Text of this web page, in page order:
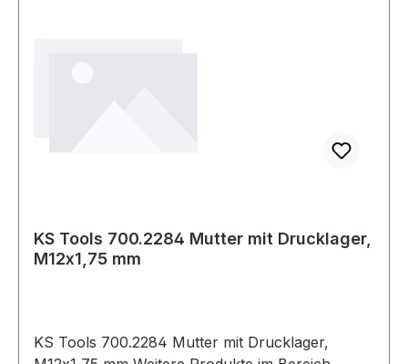
KS Tools 700.2284 Mutter mit Drucklager,
M12x1,75 mm
KS Tools 700.2284 Mutter mit Drucklager,